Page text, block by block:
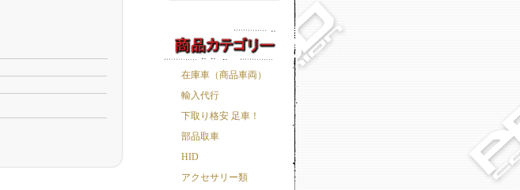
在庫車（商品車両）
輸入代行
下取り格安 足車！
部品取車
HID
アクセサリー類